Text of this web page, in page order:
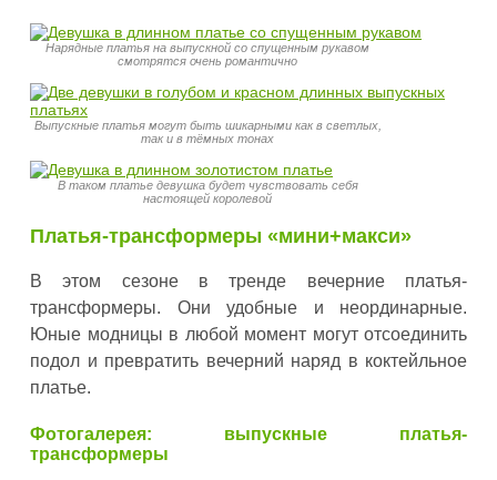
Нарядные платья на выпускной со спущенным рукавом
смотрятся очень романтично
Выпускные платья могут быть шикарными как в светлых,
так и в тёмных тонах
В таком платье девушка будет чувствовать себя
настоящей королевой
Платья-трансформеры «мини+макси»
В этом сезоне в тренде вечерние платья-
трансформеры. Они удобные и неординарные.
Юные модницы в любой момент могут отсоединить
подол и превратить вечерний наряд в коктейльное
платье.
Фотогалерея: выпускные платья-
трансформеры